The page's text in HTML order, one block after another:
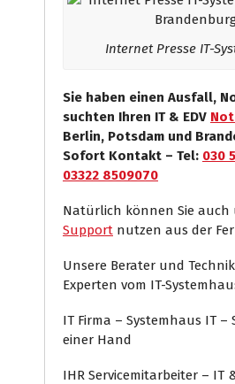
Internet Presse IT-
Sie haben einen Ausfall,
suchten Ihren IT & EDV
Berlin, Potsdam und
Sofort Kontakt – Tel: 030
03322 8509070
Natürlich können Sie auch
Support nutzen aus der
Unsere Berater und
Experten vom IT-
IT Firma – Systemhaus IT –
einer Hand
IHR Servicemitarbeiter – IT